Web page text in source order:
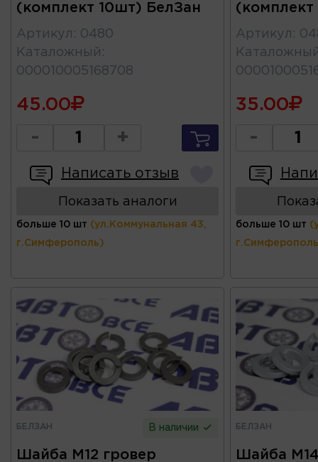
(комплект 10шт) БелЗан
Артикул : 0480
Каталожный :
000010005168708
45.00
- +
Написать отзыв
Показать аналоги
больше 10 шт (ул.Коммунальная 43,
г.Симферополь)
Артикул :
35.00
-
больше 10 шт
БЕЛЗАН В наличии
Шайба М12 гровер
БЕЛЗАН
Шайба